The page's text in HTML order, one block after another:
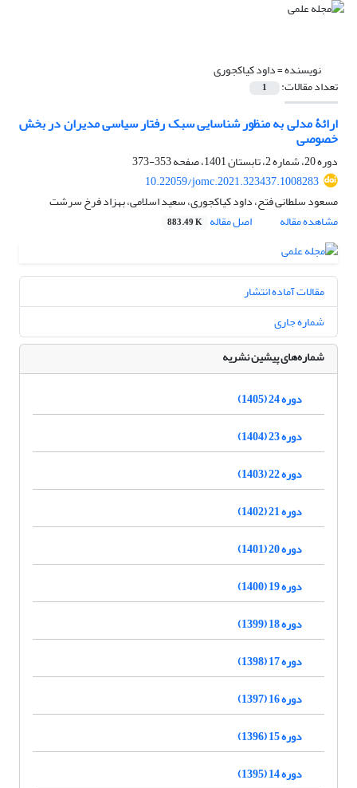
نویسنده =داود کیاکجوری
تعداد مقالات: 1
ارائۀ مدلی به منظور شناسایی سبک رفتار سیاسی مدیران در بخش
خصوصی
دوره 20، شماره 2، تابستان 1401، صفحه
353-373
10.22059/jomc.2021.323437.1008283
مسعود سلطانی فتح، داود کیاکجوری، سعید اسلامی، بهزاد فرخ سرشت
مشاهده مقاله
اصل مقاله 883.49 K
مقالات آماده انتشار
شماره جاری
شماره‌های پیشین نشریه
دوره 24 (1405)
دوره 23 (1404)
دوره 22 (1403)
دوره 21 (1402)
دوره 20 (1401)
دوره 19 (1400)
دوره 18 (1399)
دوره 17 (1398)
دوره 16 (1397)
دوره 15 (1396)
دوره 14 (1395)